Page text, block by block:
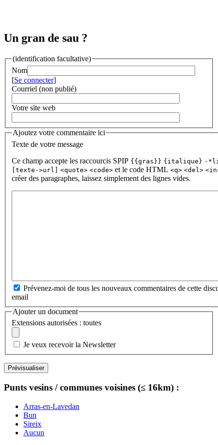
Un gran de sau ?
(identification facultative)
Nom
[Se connecter]
Courriel (non publié)
Votre site web
Ajoutez votre commentaire ici
Texte de votre message
Ce champ accepte les raccourcis SPIP {{gras}} {italique} -
[texte->url]
<quote> <code> et le code HTML <q> <del>
créer des paragraphes, laissez simplement des lignes vides.
Prévenez-moi de tous les nouveaux commentaires de cette
email
Ajouter un document
Extensions autorisées : toutes
Je veux recevoir la Newsletter
Punts vesins / communes voisines (≤ 16km) :
Arras-en-Lavedan
Bun
Sireix
Aucun